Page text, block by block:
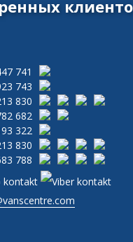
741
743
830
682
322
830
788